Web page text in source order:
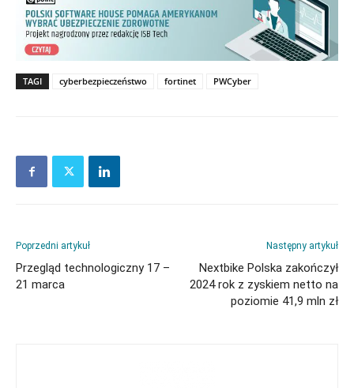
TAGI cyberbezpieczeństwo fortinet PWCyber
Poprzedni artykuł
Przegląd technologiczny 17 –
21 marca
Następny artykuł
Nextbike Polska zakończył
2024 rok z zyskiem netto na
poziomie 41,9 mln zł